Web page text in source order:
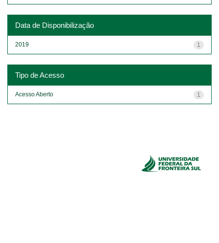
Data de Disponibilização
1
2019
Tipo de Acesso
1
Acesso Aberto